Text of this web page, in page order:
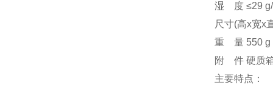
湿 度 ≤29 g/
尺寸(高x宽x
重 量 550 g
附 件 硬质
主要特点：